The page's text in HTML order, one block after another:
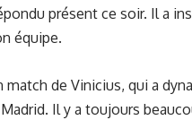
présent ce soir. Il a
équipe.
match de Vinicius, qui a
Il y a toujours